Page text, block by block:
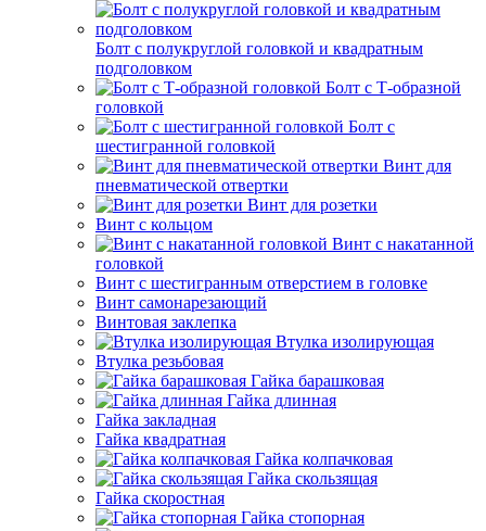
Болт с полукруглой головкой и квадратным
подголовком
Болт с Т-образной
головкой
Болт с
шестигранной головкой
Винт для
пневматической отвертки
Винт для розетки
Винт с кольцом
Винт с накатанной
головкой
Винт с шестигранным отверстием в головке
Винт самонарезающий
Винтовая заклепка
Втулка изолирующая
Втулка резьбовая
Гайка барашковая
Гайка длинная
Гайка закладная
Гайка квадратная
Гайка колпачковая
Гайка скользящая
Гайка скоростная
Гайка стопорная